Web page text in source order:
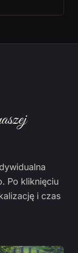
Po kliknięciu
i czas